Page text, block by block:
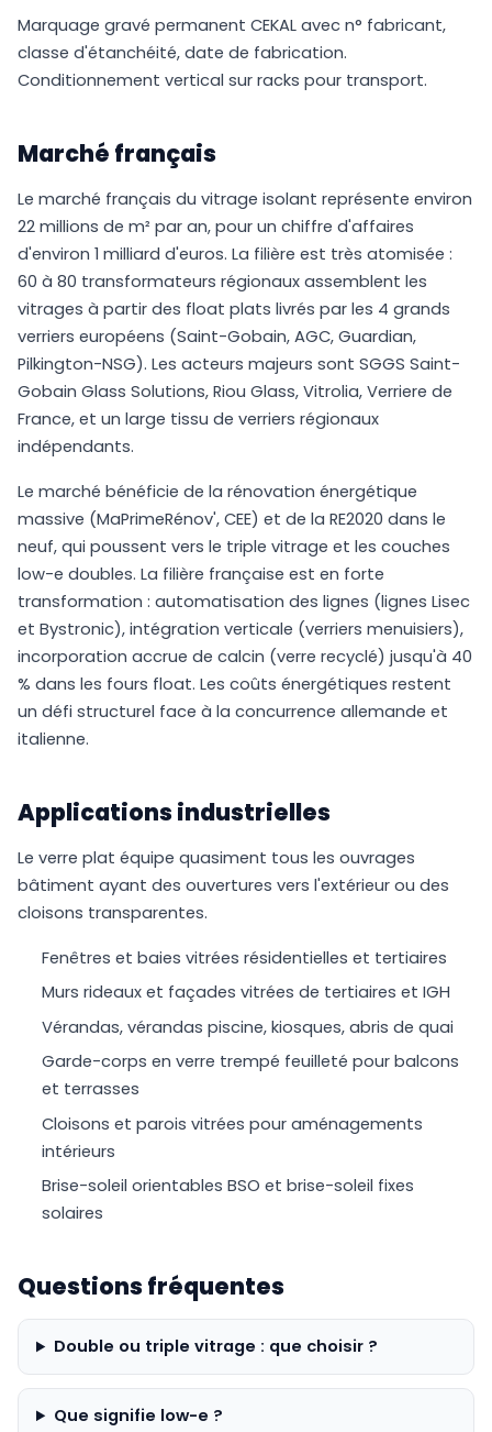
Marquage gravé permanent CEKAL avec n° fabricant,
classe d'étanchéité, date de fabrication.
Conditionnement vertical sur racks pour transport.
Marché français
Le marché français du vitrage isolant représente environ
22 millions de m² par an, pour un chiffre d'affaires
d'environ 1 milliard d'euros. La filière est très atomisée :
60 à 80 transformateurs régionaux assemblent les
vitrages à partir des float plats livrés par les 4 grands
verriers européens (Saint-Gobain, AGC, Guardian,
Pilkington-NSG). Les acteurs majeurs sont SGGS Saint-
Gobain Glass Solutions, Riou Glass, Vitrolia, Verriere de
France, et un large tissu de verriers régionaux
indépendants.
Le marché bénéficie de la rénovation énergétique
massive (MaPrimeRénov', CEE) et de la RE2020 dans le
neuf, qui poussent vers le triple vitrage et les couches
low-e doubles. La filière française est en forte
transformation : automatisation des lignes (lignes Lisec
et Bystronic), intégration verticale (verriers menuisiers),
incorporation accrue de calcin (verre recyclé) jusqu'à 40
% dans les fours float. Les coûts énergétiques restent
un défi structurel face à la concurrence allemande et
italienne.
Applications industrielles
Le verre plat équipe quasiment tous les ouvrages
bâtiment ayant des ouvertures vers l'extérieur ou des
cloisons transparentes.
Fenêtres et baies vitrées résidentielles et tertiaires
Murs rideaux et façades vitrées de tertiaires et IGH
Vérandas, vérandas piscine, kiosques, abris de quai
Garde-corps en verre trempé feuilleté pour balcons
et terrasses
Cloisons et parois vitrées pour aménagements
intérieurs
Brise-soleil orientables BSO et brise-soleil fixes
solaires
Questions fréquentes
Double ou triple vitrage : que choisir ?
Que signifie low-e ?